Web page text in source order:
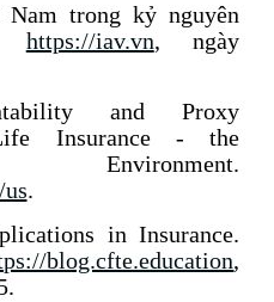
trong kỷ nguyên
https://iav.vn, ngày
and Proxy
Insurance - the
.
in Insurance.
blog.cfte.education,